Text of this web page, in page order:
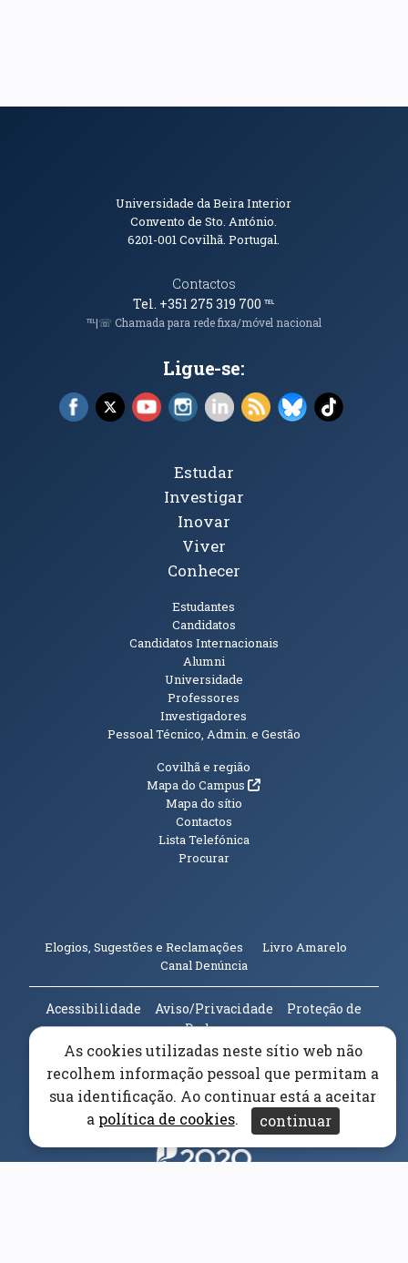
Informações de Contacto
Universidade da Beira Interior
Convento de Sto. António.
6201-001Covilhã. Portugal.
Contactos
Tel. +351 275 319 700℡
℡|☏ Chamada para rede fixa/móvel nacional
Ligue-se:
Facebook (abre em nova janela)
X (abre em nova janela)
YouTube (abre em nova janela)
Instagram (abre em nova janela)
LinkedIn (abre em nova
RSS (abre em nova
Bluesky (abre
TikTok
Tópicos Principais
Estudar
Investigar
Inovar
Viver
Conhecer
Estudantes
Candidatos
Candidatos Internacionais
Alumni
Universidade
Professores
Investigadores
Pessoal Técnico, Admin. e Gestão
Informações Adicionais
Covilhã e região
Mapa do Campus(abre em nova janela)
Mapa do sítio
Contactos
Lista Telefónica
Procurar
Elogios, Sugestões e Reclamações Livro Amarelo
Canal Denúncia(abre em nova janela)
Acessibilidade Aviso/Privacidade
Proteção de
Dados
Universidade da Beira Interior© 2026
Parceiros e Financiadores(abre em nova janela)
(abre em nova janela)
As cookies utilizadas neste sítio web não
recolhem informação pessoal que permitam a
sua identificação. Ao continuar está a aceitar
a política de cookies. continuar